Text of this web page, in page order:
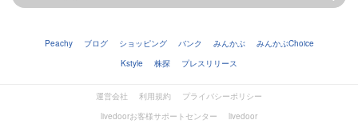
Peachy ブログ ショッピング バンク みんかぶ
みんかぶChoice
Kstyle
株探 プレスリリース
運営会社 利用規約
プライバシーポリシー
livedoorお客様サポートセンター
livedoor